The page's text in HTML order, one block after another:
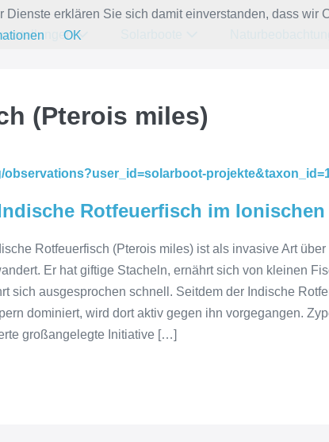
(Pterois miles)
observations?user_id=solarboot-
Rotfeuerfisch im Ionischen
Rotfeuerfisch (Pterois miles) ist als invasive Art
Er hat giftige Stacheln, ernährt sich von kleinen
sich ausgesprochen schnell. Seitdem der Indische
dominiert, wird dort aktiv gegen ihn vorgegangen.
großangelegte Initiative […]
erklären Sie sich damit einverstanden, dass wir
OK